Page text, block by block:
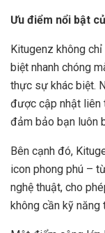
Ưu điểm nổi bật
Kitugenz không
biệt nhanh chóng
thực sự khác biệt.
được cập nhật liên
đảm bảo bạn luôn
Bên cạnh đó,
icon phong phú –
nghệ thuật, cho
không cần kỹ năng